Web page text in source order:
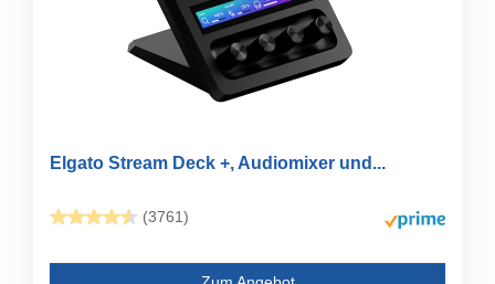
Elgato Stream Deck +, Audiomixer und...
(3761)